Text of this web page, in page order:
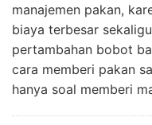
manajemen pakan,
biaya terbesar
pertambahan bobot
cara memberi pakan
hanya soal memberi